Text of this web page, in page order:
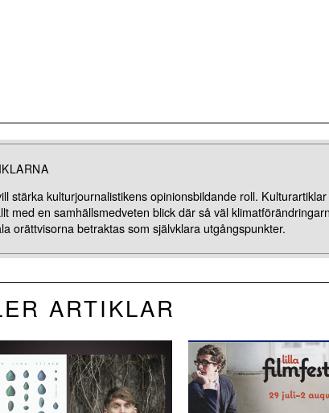
stärka kulturjournalistikens opinionsbildande roll. Kulturartiklar
med en samhällsmedveten blick där så väl
orättvisorna betraktas som självklara utgångspunkter.
ARTIKLAR